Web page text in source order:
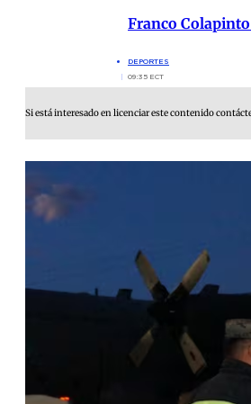
Franco
DEPORTES
09:35 ECT
Si está interesado en licenciar este contenido